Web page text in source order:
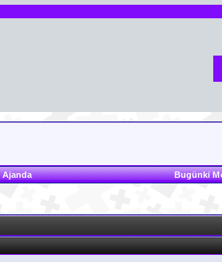
Ajanda Bugünki